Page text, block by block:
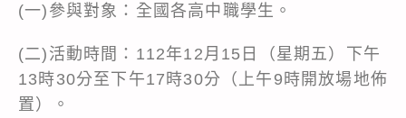
(一)參與對象：全國各高中職學生。
(二)活動時間：112年12月15日（星期五）下午
13時30分至下午17時30分（上午9時開放場地佈
置）。